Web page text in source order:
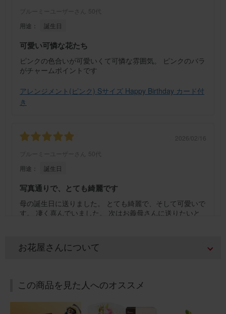
ブルーミーユーザーさん
50代
用途：
誕生日
可愛い可憐な花たち
ピンクの色合いが可愛いくて可憐な雰囲気。 ピンクのバラ
がチャームポイントです
アレンジメント(ピンク) Sサイズ Happy Birthday カード付
き
2026/02/16
ブルーミーユーザーさん
50代
用途：
誕生日
写真通りで、とても綺麗です
母の誕生日に送りました。 とても綺麗で、そして可愛いで
す。 凄く喜んでいました。 次はお義母さんに送りたいと
アレンジメント(黄色) Sサイズ Happy Birthday カード付き
お花屋さんについて
この商品を見た人へのオススメ